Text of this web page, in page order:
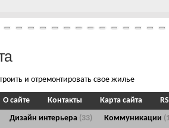
и отремонтировать свое жилье
Дизайн интерьера (33) Коммуникации
О сайте Контакты Карта сайта